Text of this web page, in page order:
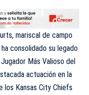
mariscal de campo
consolidado su legado
Más Valioso del
actuación en la
los Kansas City Chiefs